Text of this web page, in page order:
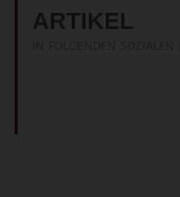
ARTIKEL